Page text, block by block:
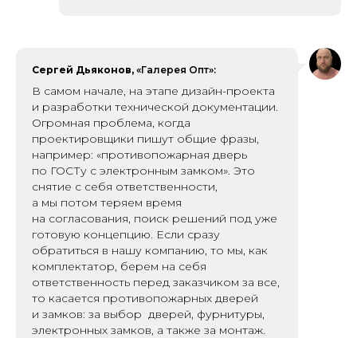
Сергей Дьяконов, «Галерея Опт»:
В самом начале, на этапе дизайн-проекта
и разработки технической документации.
Огромная проблема, когда
проектировщики пишут общие фразы,
например: «противопожарная дверь
по ГОСТу с электронным замком». Это
снятие с себя ответственности,
а мы потом теряем время
на согласования, поиск решений под уже
готовую концепцию. Если сразу
обратиться в нашу компанию, то мы, как
комплектатор, берем на себя
ответственность перед заказчиком за все,
то касается противопожарных дверей
и замков: за выбор дверей, фурнитуры,
электронных замков, а также за монтаж.